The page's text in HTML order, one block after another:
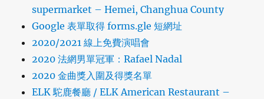
supermarket – Hemei, Changhua County
Google 表單取得 forms.gle 短網址
2020/2021 線上免費演唱會
2020 法網男單冠軍：Rafael Nadal
2020 金曲獎入圍及得獎名單
ELK 駝鹿餐廳 / ELK American Restaurant –